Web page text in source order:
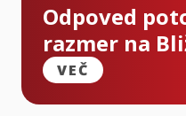
Odpoved
razmer na
VEČ